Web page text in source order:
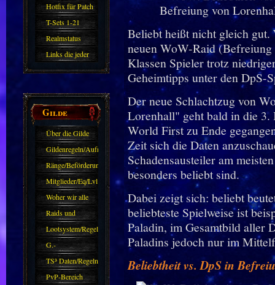
Hotfix für Patch
11.X
T-Sets 1-21
Realmstatus
Links die jeder
kennen sollte?!
Gilde
Über die Gilde
(DAW)
Gildenregeln/Aufnahme
Ränge/Beförderungen
Mitglieder/Eq/Lvl
Woher wir alle
kommen.
Raids und
Zubehör
Lootsystem/Regeln
G.-
Sparkasse/Goldleihen
TS³ Daten/Regeln
PvP-Bereich
Beliebt heißt nicht gleich
neuen WoW-Raid
Klassen Spieler trotz
Geheimtipps unter den DpS-
Der neue Schlachtzug von
Lorenhall" geht bald in die 3.
World First zu Ende
Zeit sich die Daten
Schadensausteiler am
besonders beliebt sind.
Dabei zeigt sich: beliebt
beliebteste Spielweise ist
Paladin, im Gesamtbild aller
Paladins jedoch nur im
Beliebtheit vs. DpS in